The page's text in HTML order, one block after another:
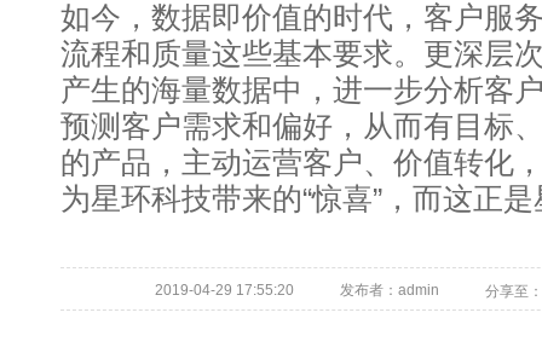
如今，数据即价值的时代，客户服
流程和质量这些基本要求。更深层
产生的海量数据中，进一步分析客
预测客户需求和偏好，从而有目标
的产品，主动运营客户、价值转化
为星环科技带来的“惊喜”，而这正
2019-04-29 17:55:20 发布者：admin 分享至：